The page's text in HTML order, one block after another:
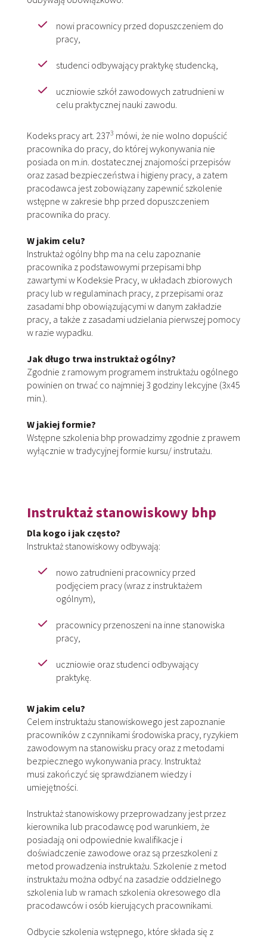
nowi pracownicy przed dopuszczeniem do
pracy,
studenci odbywający praktykę studencką,
uczniowie szkół zawodowych zatrudnieni w
celu praktycznej nauki zawodu.
Kodeks pracy art. 2373 mówi, że nie wolno dopuścić
pracownika do pracy, do której wykonywania nie
posiada on m.in. dostatecznej znajomości przepisów
oraz zasad bezpieczeństwa i higieny pracy, a zatem
pracodawca jest zobowiązany zapewnić szkolenie
wstępne w zakresie bhp przed dopuszczeniem
pracownika do pracy.
W jakim celu?
Instruktaż ogólny bhp ma na celu zapoznanie
pracownika z podstawowymi przepisami bhp
zawartymi w Kodeksie Pracy, w układach zbiorowych
pracy lub w regulaminach pracy, z przepisami oraz
zasadami bhp obowiązującymi w danym zakładzie
pracy, a także z zasadami udzielania pierwszej pomocy
w razie wypadku.
Jak długo trwa instruktaż ogólny?
Zgodnie z ramowym programem instruktażu ogólnego
powinien on trwać co najmniej 3 godziny lekcyjne (3x45
min.).
W jakiej formie?
Wstępne szkolenia bhp prowadzimy zgodnie z prawem
wyłącznie w tradycyjnej formie kursu/ instrutażu.
Instruktaż stanowiskowy bhp
Dla kogo i jak często?
Instruktaż stanowiskowy odbywają:
nowo zatrudnieni pracownicy przed
podjęciem pracy (wraz z instruktażem
ogólnym),
pracownicy przenoszeni na inne stanowiska
pracy,
uczniowie oraz studenci odbywający
praktykę.
W jakim celu?
Celem instruktażu stanowiskowego jest zapoznanie
pracowników z czynnikami środowiska pracy, ryzykiem
zawodowym na stanowisku pracy oraz z metodami
bezpiecznego wykonywania pracy. Instruktaż
musi zakończyć się sprawdzianem wiedzy i
umiejętności.
Instruktaż stanowiskowy przeprowadzany jest przez
kierownika lub pracodawcę pod warunkiem, że
posiadają oni odpowiednie kwalifikacje i
doświadczenie zawodowe oraz są przeszkoleni z
metod prowadzenia instruktażu. Szkolenie z metod
instruktażu można odbyć na zasadzie oddzielnego
szkolenia lub w ramach szkolenia okresowego dla
pracodawców i osób kierujących pracownikami.
Odbycie szkolenia wstępnego, które składa się z